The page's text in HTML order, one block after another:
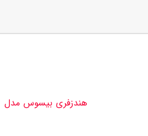
هندزفری بیسوس مدل HZ11